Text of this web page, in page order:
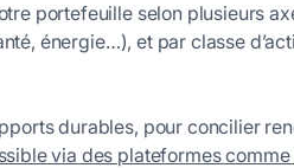
portefeuille selon plusieurs
énergie…), et par classe
durables, pour concilier
via des plateformes